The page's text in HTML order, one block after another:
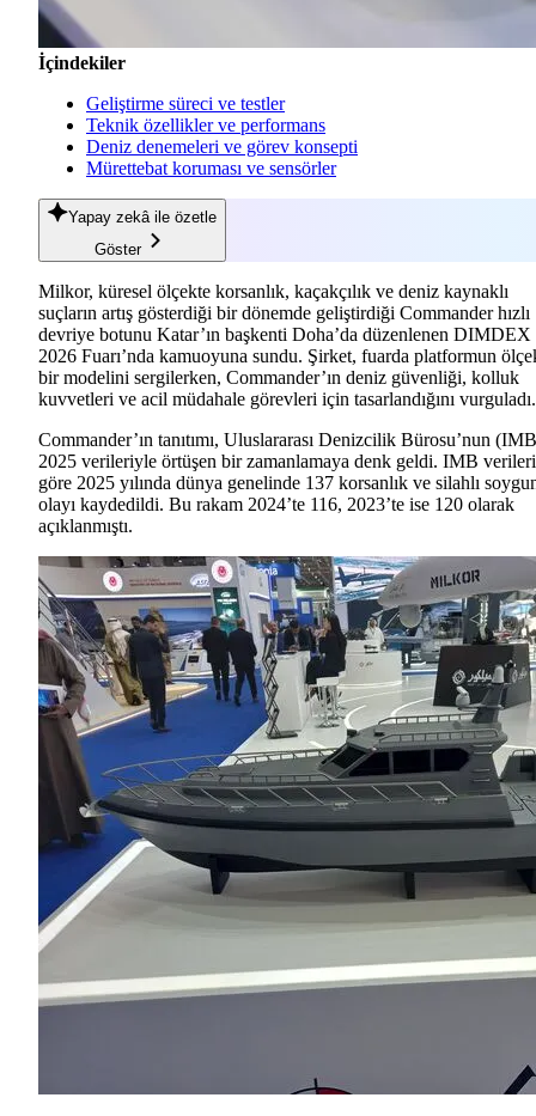
İçindekiler
Geliştirme süreci ve testler
Teknik özellikler ve performans
Deniz denemeleri ve görev konsepti
Mürettebat koruması ve sensörler
Yapay zekâ ile özetle
Göster
Milkor, küresel ölçekte korsanlık, kaçakçılık ve deniz kaynaklı
suçların artış gösterdiği bir dönemde geliştirdiği Commander hızlı
devriye botunu Katar’ın başkenti Doha’da düzenlenen DIMDEX
2026 Fuarı’nda kamuoyuna sundu. Şirket, fuarda platformun
bir modelini sergilerken, Commander’ın deniz güvenliği, kolluk
kuvvetleri ve acil müdahale görevleri için tasarlandığını vurguladı.
Commander’ın tanıtımı, Uluslararası Denizcilik Bürosu’nun
2025 verileriyle örtüşen bir zamanlamaya denk geldi. IMB
göre 2025 yılında dünya genelinde 137 korsanlık ve silahlı
olayı kaydedildi. Bu rakam 2024’te 116, 2023’te ise 120 olarak
açıklanmıştı.